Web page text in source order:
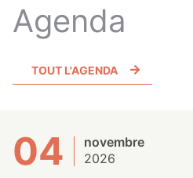
Agenda
TOUT L'AGENDA
04
novembre
2026